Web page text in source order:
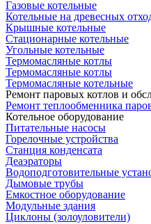
Газовые котельные
Котельные на древесных
Крышные котельные
Стационарные котельные
Угольные котельные
Термомасляные котлы
Термомасляные котлы
Термомасляные котельные
Ремонт паровых котлов и
Ремонт теплообменника
Котельное оборудование
Питательные насосы
Горелочные устройства
Станция конденсата
Деаэраторы
Водоподготовительные
Дымовые трубы
Емкостное оборудование
Mодульные здания
Циклоны (золоуловители)